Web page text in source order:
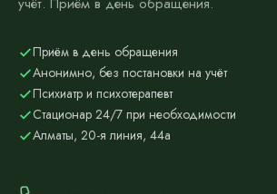
Приём в день обращения
Анонимно, без постановки на учёт
Психиатр и психотерапевт
Стационар 24/7 при необходимости
Алматы, 20-я линия, 44а